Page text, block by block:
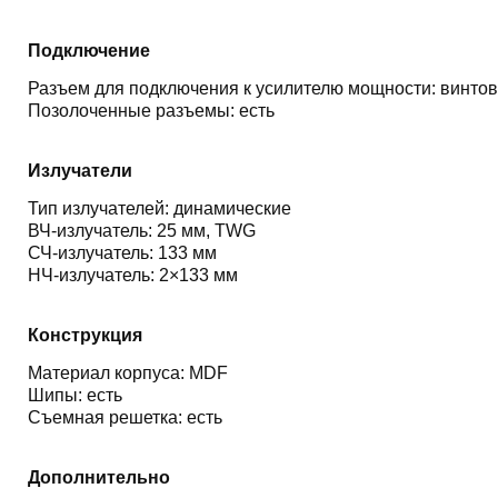
Подключение
Разъем для подключения к усилителю мощности:
Позолоченные разъемы: есть
Излучатели
Тип излучателей: динамические
ВЧ-излучатель: 25 мм, TWG
СЧ-излучатель: 133 мм
НЧ-излучатель: 2×133 мм
Конструкция
Материал корпуса: MDF
Шипы: есть
Съемная решетка: есть
Дополнительно